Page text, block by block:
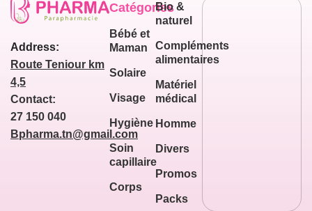
Address:
Route Teniour km
4,5
Contact:
27 150 040
Bpharma.tn@gmail.com
Catégories
Bébé et
Maman
Solaire
Visage
Hygiène
Soin
capillaire
Corps
Bio &
naturel
Compléments
alimentaires
Matériel
médical
Homme
Divers
Promos
Packs